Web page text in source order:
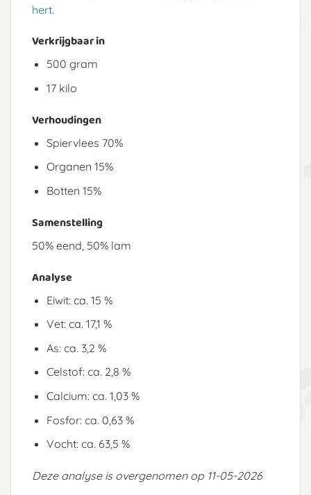
hert.
Verkrijgbaar in
500 gram
17 kilo
Verhoudingen
Spiervlees 70%
Organen 15%
Botten 15%
Samenstelling
50% eend, 50% lam
Analyse
Eiwit: ca. 15 %
Vet: ca. 17,1 %
As: ca. 3,2 %
Celstof: ca. 2,8 %
Calcium: ca. 1,03 %
Fosfor: ca. 0,63 %
Vocht: ca. 63,5 %
Deze analyse is overgenomen op 11-05-2026